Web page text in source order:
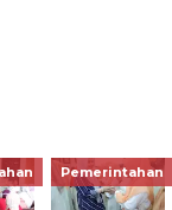
Pemerintahan